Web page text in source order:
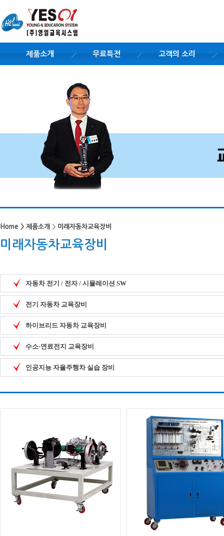
제품소개 무료특전 고객의 소리
Home > 제품소개 > 미래자동차교육장비
미래자동차교육장비
자동차 전기 / 전자 / 시뮬레이션 SW
전기 자동차 교육장비
하이브리드 자동차 교육장비
수소·연료전지 교육장비
인공지능 자율주행차 실습 장비